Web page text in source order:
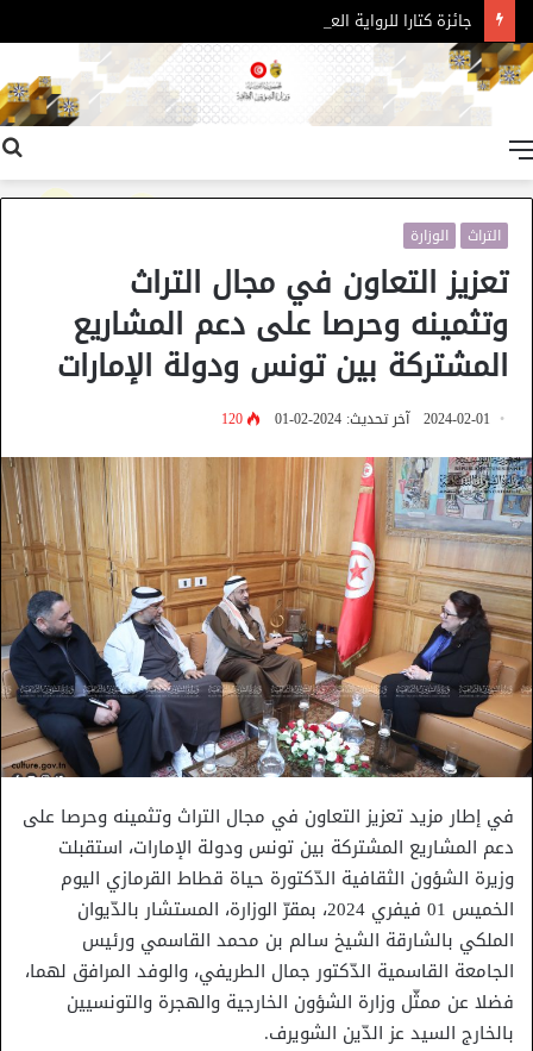
جائزة كتارا للرواية العربية – الدورة 11
التراث الوزارة
تعزيز التعاون في مجال التراث
وتثمينه وحرصا على دعم المشاريع
المشتركة بين تونس ودولة الإمارات
2024-02-01 آخر تحديث: 2024-02-01 120
في إطار مزيد تعزيز التعاون في مجال التراث وتثمينه وحرصا على
دعم المشاريع المشتركة بين تونس ودولة الإمارات، استقبلت
وزيرة الشؤون الثقافية الدّكتورة حياة قطاط القرمازي اليوم
الخميس 01 فيفري 2024، بمقرّ الوزارة، المستشار بالدّيوان
الملكي بالشارقة الشيخ سالم بن محمد القاسمي ورئيس
الجامعة القاسمية الدّكتور جمال الطريفي، والوفد المرافق لهما،
فضلا عن ممثّل وزارة الشؤون الخارجية والهجرة والتونسيين
بالخارج السيد عز الدّين الشويرف.